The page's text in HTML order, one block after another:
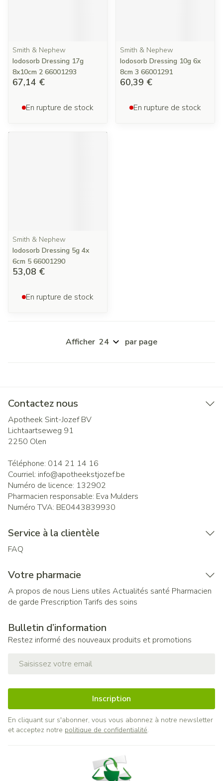
Smith & Nephew
Iodosorb Dressing 17g
8x10cm 2 66001293
67,14 €
En rupture de stock
Smith & Nephew
Iodosorb Dressing 10g 6x
8cm 3 66001291
60,39 €
En rupture de stock
Smith & Nephew
Iodosorb Dressing 5g 4x
6cm 5 66001290
53,08 €
En rupture de stock
Afficher par page
Contactez nous
Apotheek Sint-Jozef BV
Lichtaartseweg 91
2250 Olen
Téléphone: 014 21 14 16
Courriel: info@apotheekstjozef.be
Numéro de licence: 132902
Pharmacien responsable: Eva Mulders
Numéro TVA: BE0443839930
Service à la clientèle
FAQ
Votre pharmacie
A propos de nous Liens utiles Actualités santé Pharmacien
de garde Prescription Tarifs des soins
Bulletin d’information
Restez informé des nouveaux produits et promotions
Inscription
En cliquant sur s'abonner, vous vous abonnez à notre newsletter
et acceptez notre politique de confidentialité.